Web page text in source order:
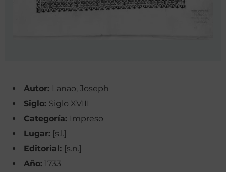
Autor: Lanao, Joseph
Siglo: Siglo XVIII
Categoría: Impreso
Lugar: [s.l.]
Editorial: [s.n.]
Año: 1733